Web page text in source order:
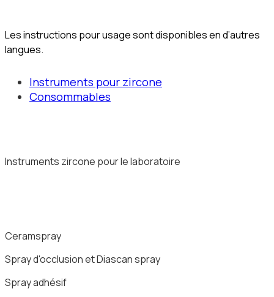
Les instructions pour usage sont disponibles en d’autres
langues.
Instruments pour zircone
Consommables
Instruments zircone pour le laboratoire
Ceramspray
Spray d'occlusion et Diascan spray
Spray adhésif